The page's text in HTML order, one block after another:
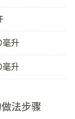
升
升
法步骤